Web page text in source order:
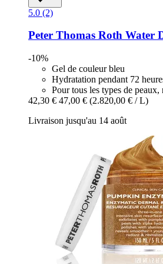
5.0 (2)
Peter Thomas Roth Water
-10%
Gel de couleur bleu
Hydratation pendant 72
Pour tous les types de peaux,
42,30 € 47,00 € (2.820,00 € / L)
Livraison jusqu'au 14 août